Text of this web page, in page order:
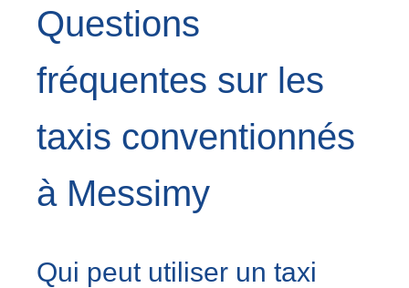
Questions
fréquentes sur les
taxis conventionnés
à Messimy
Qui peut utiliser un taxi